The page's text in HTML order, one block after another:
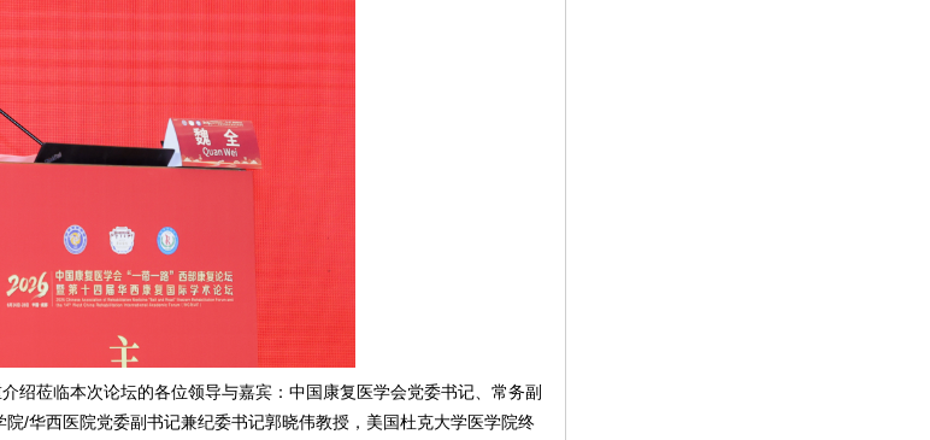
绍莅临本次论坛的各位领导与嘉宾：中国康复医学会党委书记、常务副
/华西医院党委副书记兼纪委书记郭晓伟教授，美国杜克大学医学院终